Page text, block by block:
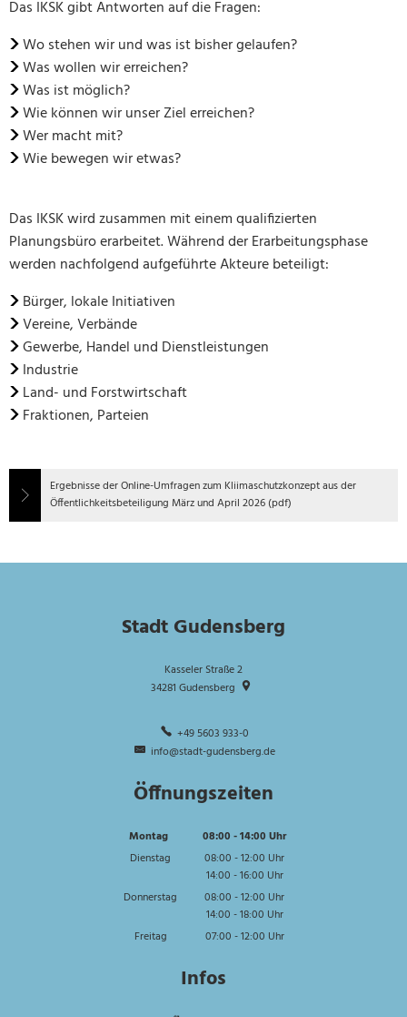
Das IKSK gibt Antworten auf die Fragen:
Wo stehen wir und was ist bisher gelaufen?
Was wollen wir erreichen?
Was ist möglich?
Wie können wir unser Ziel erreichen?
Wer macht mit?
Wie bewegen wir etwas?
Das IKSK wird zusammen mit einem qualifizierten
Planungsbüro erarbeitet. Während der Erarbeitungsphase
werden nachfolgend aufgeführte Akteure beteiligt:
Bürger, lokale Initiativen
Vereine, Verbände
Gewerbe, Handel und Dienstleistungen
Industrie
Land- und Forstwirtschaft
Fraktionen, Parteien
Ergebnisse der Online-Umfragen zum Kliimaschutzkonzept aus der
Öffentlichkeitsbeteiligung März und April 2026 (pdf)
Stadt Gudensberg
Kasseler Straße 2
34281 Gudensberg
+49 5603 933-0
info@stadt-gudensberg.de
Öffnungszeiten
Montag 08:00 -14:00 Uhr
Von 08:00 bis 14:00 Uhr
Dienstag 08:00 -12:00 Uhr
Von 08:00 bis 12:00 Uhr
14:00 -16:00 Uhr
Von 14:00 bis 16:00 Uhr
Donnerstag 08:00 -12:00 Uhr
Von 08:00 bis 12:00 Uhr
14:00 -18:00 Uhr
Von 14:00 bis 18:00 Uhr
Freitag 07:00 -12:00 Uhr
Infos